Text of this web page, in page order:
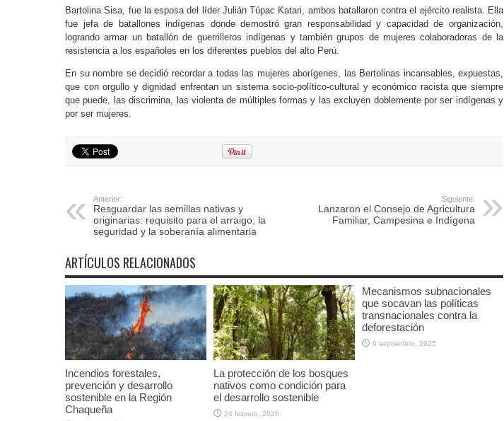
Bartolina Sisa, fue la esposa del líder Julián Túpac Katari, ambos batallaron contra el ejército realista. Ella
fue jefa de batallones indígenas donde demostró gran responsabilidad y capacidad de organización,
logrando armar un batallón de guerrilleros indígenas y también grupos de mujeres colaboradoras de la
resistencia a los españoles en los diferentes pueblos del alto Perú.
En su nombre se decidió recordar a todas las mujeres aborígenes, las Bertolinas incansables, expuestas,
que con orgullo y dignidad enfrentan un sistema socio-político-cultural y económico racista que siempre
que puede, las discrimina, las violenta de múltiples formas y las excluyen doblemente por ser indígenas y
por ser mujeres.
Anterior:
Resguardar las semillas nativas y
originarias: requisito para el arraigo, la
seguridad y la soberanía alimentaria
Siguiente:
Lanzaron el Consejo de Agricultura
Familiar, Campesina e Indígena
ARTÍCULOS RELACIONADOS
Incendios forestales,
prevención y desarrollo
sostenible en la Región
Chaqueña
La protección de los bosques
nativos como condición para
el desarrollo sostenible
24 febrero, 2026
Mecanismos subnacionales
que socavan las políticas
transnacionales contra la
deforestación
6 septiembre, 2025